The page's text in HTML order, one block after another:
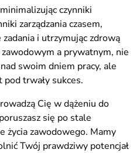
czynniki
zarządzania czasem,
i utrzymując zdrową
a prywatnym, nie
swoim dniem pracy, ale
trwały sukces.
Cię w dążeniu do
się po stale
życia zawodowego. Mamy
Twój prawdziwy potencjał